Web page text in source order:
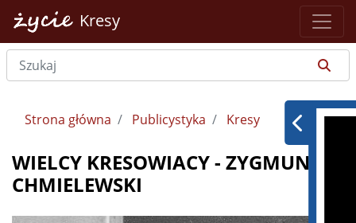
Kresy
Strona główna Publicystyka Kresy
WIELCY KRESOWIACY - ZYGMUNT
CHMIELEWSKI